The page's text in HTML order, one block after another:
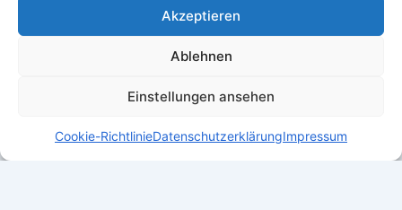
Akzeptieren
Ablehnen
Einstellungen ansehen
Cookie-RichtlinieDatenschutzerklärungImpressum